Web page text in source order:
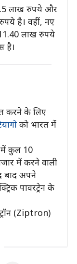
लाख रुपये और
है। वहीं, नए
लाख रुपये
है।
करने के लिए
को भारत में
में कुल 10
में करने वाली
बाद अपने
पावरट्रेन के
(Ziptron)